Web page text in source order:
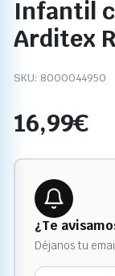
Infantil
Arditex
SKU: 8000044950
16,99€
¿Te
Déjanos tu